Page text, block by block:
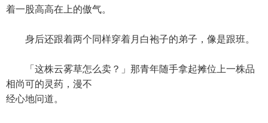
着一股高高在上的傲气。
身后还跟着两个同样穿着月白袍子的弟子，像是跟班。
「这株云雾草怎么卖？」那青年随手拿起摊位上一株品
相尚可的灵药，漫不
经心地问道。